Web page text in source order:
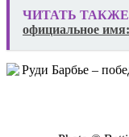
ЧИТАТЬ
официальное